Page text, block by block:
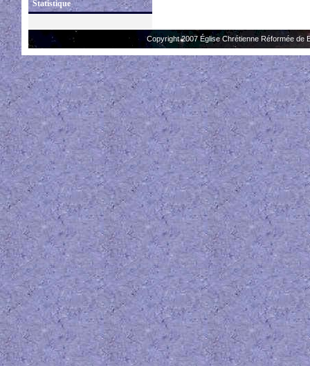
Statistique
Copyright 2007 Église Chrétienne Réformée de